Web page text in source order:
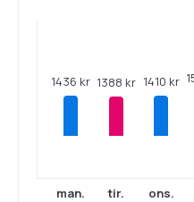
1436 kr
man.
1388 kr
tir.
1410 kr
ons.